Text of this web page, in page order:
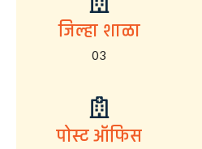
जिल्हा शाळा
03
पोस्ट ऑफिस